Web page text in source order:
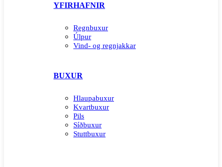
YFIRHAFNIR
Regnbuxur
Úlpur
Vind- og regnjakkar
BUXUR
Hlaupabuxur
Kvartbuxur
Pils
Síðbuxur
Stuttbuxur